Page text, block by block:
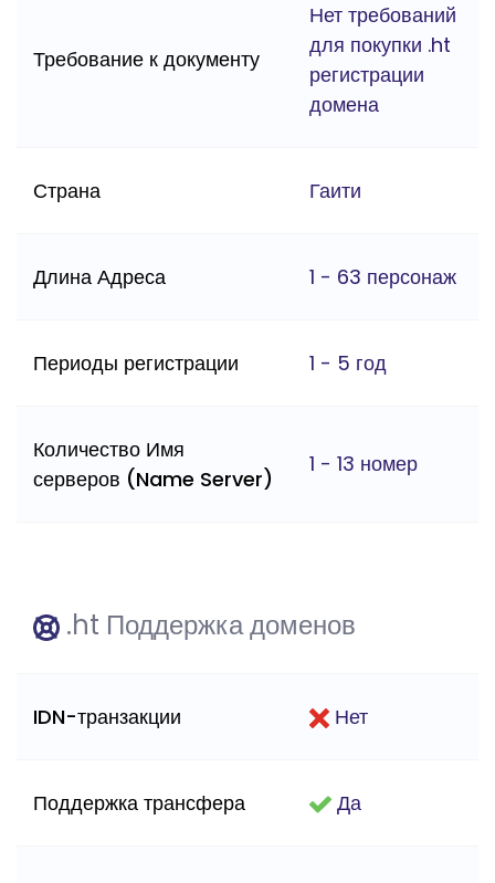
Требование к документу
Нет требований
для покупки .ht
регистрации
домена
Страна Гаити
Длина Адреса 1 - 63 персонаж
Периоды регистрации 1 - 5 год
Количество Имя
серверов (Name Server)
1 - 13 номер
.ht Поддержка доменов
IDN-транзакции Нет
Поддержка трансфера Да